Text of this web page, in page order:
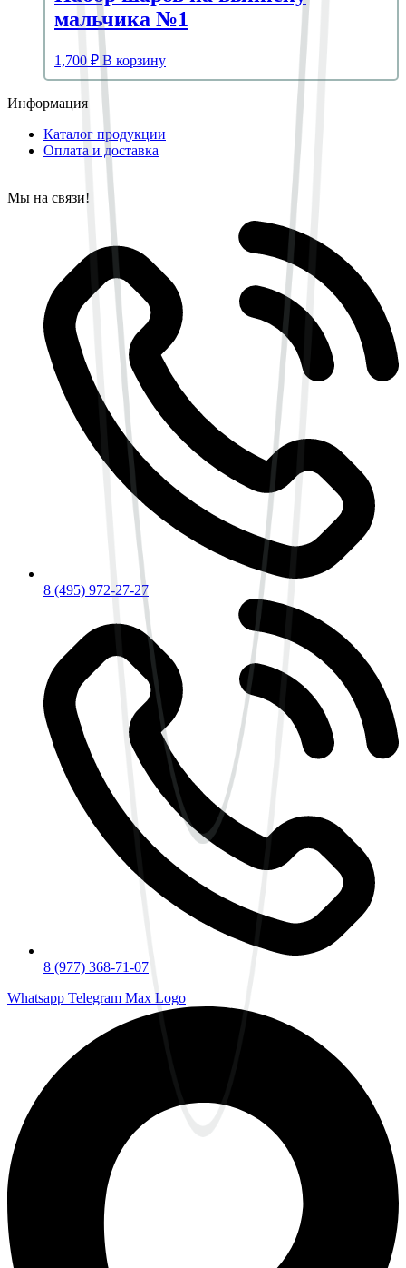
мальчика №1
1,700 ₽ В корзину
Информация
Каталог продукции
Оплата и доставка
Мы на связи!
8 (495) 972-27-27
8 (977) 368-71-07
Whatsapp Telegram Max Logo